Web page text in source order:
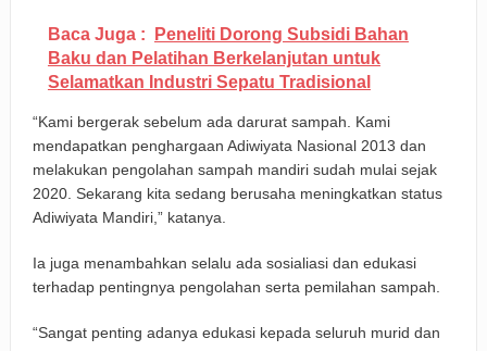
Baca Juga :
Peneliti Dorong Subsidi Bahan
Baku dan Pelatihan Berkelanjutan untuk
Selamatkan Industri Sepatu Tradisional
“Kami bergerak sebelum ada darurat sampah. Kami
mendapatkan penghargaan Adiwiyata Nasional 2013 dan
melakukan pengolahan sampah mandiri sudah mulai sejak
2020. Sekarang kita sedang berusaha meningkatkan status
Adiwiyata Mandiri,” katanya.
Ia juga menambahkan selalu ada sosialiasi dan edukasi
terhadap pentingnya pengolahan serta pemilahan sampah.
“Sangat penting adanya edukasi kepada seluruh murid dan